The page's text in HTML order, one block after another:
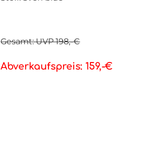
Gesamt: UVP 198,-€
Abverkaufspreis: 159,-€